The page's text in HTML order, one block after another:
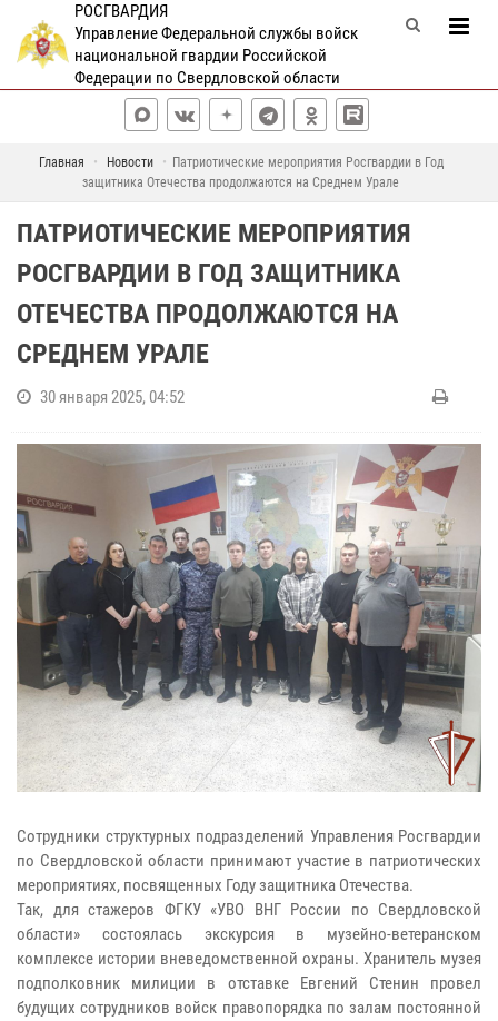
РОСГВАРДИЯ
Управление Федеральной службы войск
национальной гвардии Российской
Федерации по Свердловской области
Главная Новости
Патриотические мероприятия Росгвардии в Год
защитника Отечества продолжаются на Среднем Урале
ПАТРИОТИЧЕСКИЕ МЕРОПРИЯТИЯ
РОСГВАРДИИ В ГОД ЗАЩИТНИКА
ОТЕЧЕСТВА ПРОДОЛЖАЮТСЯ НА
СРЕДНЕМ УРАЛЕ
30 января 2025, 04:52
Сотрудники структурных подразделений Управления Росгвардии
по Свердловской области принимают участие в патриотических
мероприятиях, посвященных Году защитника Отечества.
Так, для стажеров ФГКУ «УВО ВНГ России по Свердловской
области» состоялась экскурсия в музейно-ветеранском
комплексе истории вневедомственной охраны. Хранитель музея
подполковник милиции в отставке Евгений Стенин провел
будущих сотрудников войск правопорядка по залам постоянной